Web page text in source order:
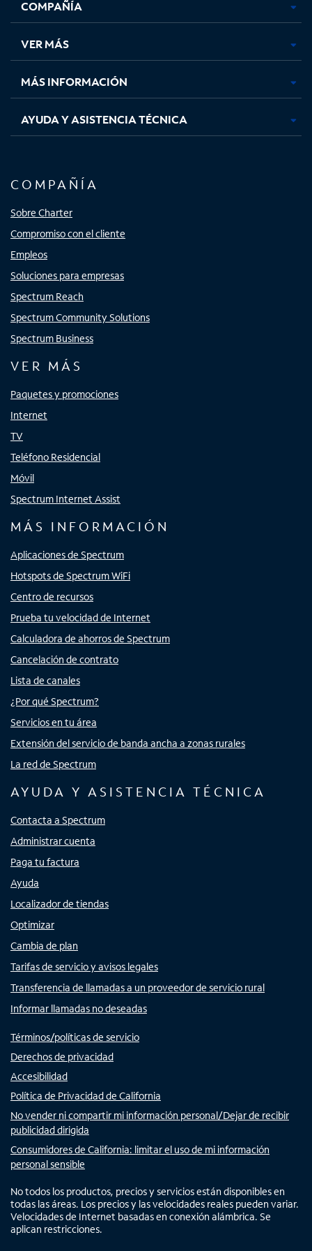
abre
en
pestaña
nueva
abre
en
pestaña
nueva
abre
en
pestaña
nueva
en
nueva
COMPAÑÍA
VER MÁS
MÁS INFORMACIÓN
AYUDA Y ASISTENCIA TÉCNICA
COMPAÑÍA
Sobre Charter
Compromiso con el cliente
Empleos
Soluciones para empresas
Spectrum Reach
Spectrum Community Solutions
Spectrum Business
VER MÁS
Paquetes y promociones
Internet
TV
Teléfono Residencial
Móvil
Spectrum Internet Assist
MÁS INFORMACIÓN
Aplicaciones de Spectrum
Hotspots de Spectrum WiFi
Centro de recursos
Prueba tu velocidad de Internet
Calculadora de ahorros de Spectrum
Cancelación de contrato
Lista de canales
¿Por qué Spectrum?
Servicios en tu área
Extensión del servicio de banda ancha a zonas rurales
La red de Spectrum
AYUDA Y ASISTENCIA TÉCNICA
Contacta a Spectrum
Administrar cuenta
Paga tu factura
Ayuda
Localizador de tiendas
Optimizar
Cambia de plan
Tarifas de servicio y avisos legales
Transferencia de llamadas a un proveedor de servicio rural
Informar llamadas no deseadas
Términos/políticas de servicio
Derechos de privacidad
Accesibilidad
Política de Privacidad de California
No vender ni compartir mi información personal/Dejar de recibir
publicidad dirigida
Consumidores de California: limitar el uso de mi información
personal sensible
No todos los productos, precios y servicios están disponibles en
todas las áreas. Los precios y las velocidades reales pueden variar.
Velocidades de Internet basadas en conexión alámbrica. Se
aplican restricciones.